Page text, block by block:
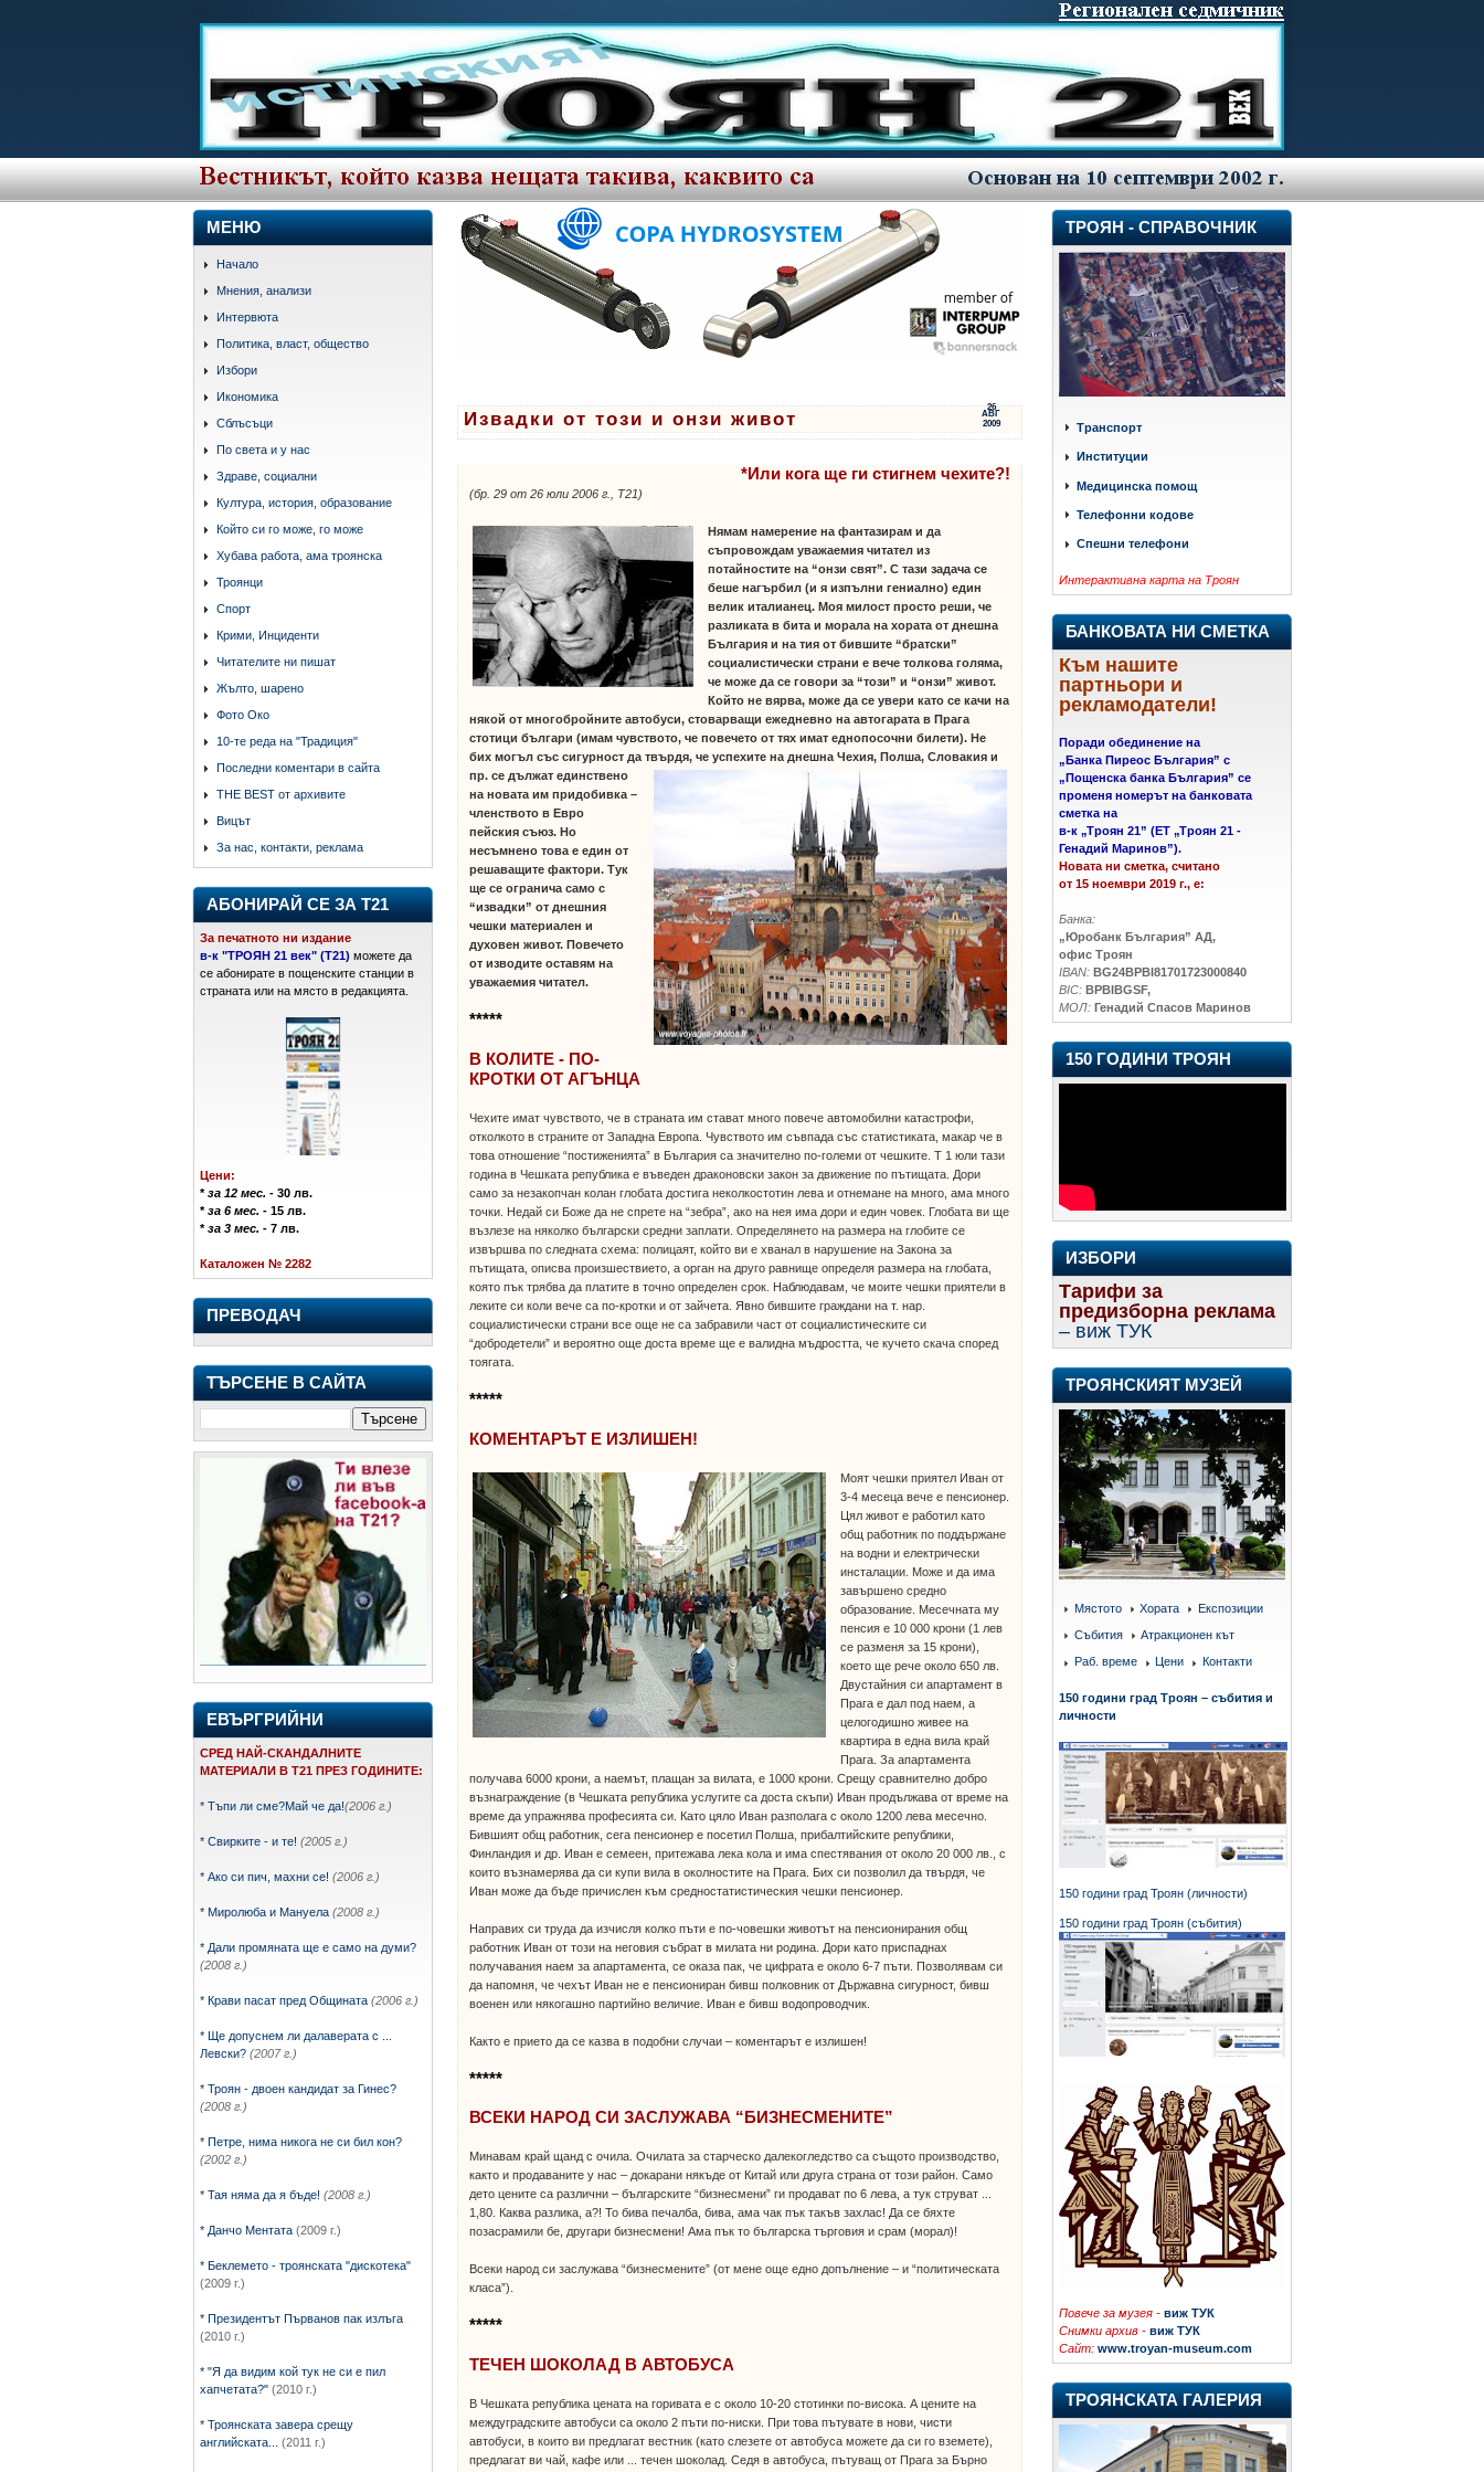
МЕНЮ
Начало
Мнения, анализи
Интервюта
Политика, власт, общество
Избори
Икономика
Сблъсъци
По света и у нас
Здраве, социални
Култура, история, образование
Който си го може, го може
Хубава работа, ама троянска
Троянци
Спорт
Крими, Инциденти
Читателите ни пишат
Жълто, шарено
Фото Око
10-те реда на "Традиция"
Последни коментари в сайта
THE BEST от архивите
Вицът
За нас, контакти, реклама
АБОНИРАЙ СЕ ЗА Т21
За печатното ни издание
в-к "ТРОЯН 21 век" (Т21) можете да
се абонирате в пощенските станции в
страната или на място в редакцията.
Цени:
*за 12 мес. - 30 лв.
*за 6 мес. - 15 лв.
*за 3 мес. - 7 лв.
Каталожен № 2282
ПРЕВОДАЧ
ТЪРСЕНЕ В САЙТА
ЕВЪРГРИЙНИ
СРЕД НАЙ-СКАНДАЛНИТЕ
МАТЕРИАЛИ В Т21 ПРЕЗ ГОДИНИТЕ:
* Тъпи ли сме?Май че да!(2006 г.)
* Свирките - и те! (2005 г.)
* Ако си пич, махни се! (2006 г.)
* Миролюба и Мануела (2008 г.)
* Дали промяната ще е само на думи?
(2008 г.)
* Крави пасат пред Общината (2006 г.)
* Ще допуснем ли далаверата с ...
Левски? (2007 г.)
* Троян - двоен кандидат за Гинес?
(2008 г.)
* Петре, нима никога не си бил кон?
(2002 г.)
* Тая няма да я бъде! (2008 г.)
* Данчо Ментата (2009 г.)
* Беклемето - троянската "дискотека"
(2009 г.)
* Президентът Първанов пак излъга
(2010 г.)
* "Я да видим кой тук не си е пил
хапчетата?" (2010 г.)
* Троянската завера срещу
английската...
(2011 г.)
26
АВГ
2009
Извадки от този и онзи живот
*Или кога ще ги стигнем чехите?!
(бр. 29 от 26 юли 2006 г., Т21)
Нямам намерение на фантазирам и да
съпровождам уважаемия читател из
потайностите на “онзи свят”. С тази задача се
беше нагърбил (и я изпълни гениално) един
велик италианец. Моя милост просто реши, че
разликата в бита и морала на хората от днешна
България и на тия от бившите “братски”
социалистически страни е вече толкова голяма,
че може да се говори за “този” и “онзи” живот.
Който не вярва, може да се увери като се качи на
някой от многобройните автобуси, стоварващи ежедневно на автогарата в Прага
стотици българи (имамчувството, че повечето от тях имат еднопосочни билети). Не
бих могъл със сигурност да твърдя, че успехите на днешна Чехия, Полша, Словакия и
пр. се дължат единствено
на новата им придобивка –
членството в Евро
пейския съюз. Но
несъмнено това е един от
решаващите фактори. Тук
ще се огранича само с
“извадки” от днешния
чешки материален и
духовен живот. Повечето
от изводите оставям на
уважаемия читател.
*****
В КОЛИТЕ - ПО-
КРОТКИ ОТ АГЪНЦА
Чехите имат чувството, че в страната им стават много повече автомобилни катастрофи,
отколкото в страните от Западна Европа. Чувството им съвпада със статистиката, макар че в
това отношение “постиженията” в България са значително по-големи от чешките. Т 1 юли тази
година в Чешката република е въведен драконовски закон за движение по пътищата. Дори
само за незакопчан колан глобата достига неколкостотин лева и отнемане на много, ама много
точки. Недай си Боже да не спрете на “зебра”, ако на нея има дори и един човек. Глобата ви ще
възлезе на няколко български средни заплати. Определянето на размера на глобите се
извършва по следната схема: полицаят, който ви е хванал в нарушение на Закона за
пътищата, описва произшествието, а орган на друго равнище определя размера на глобата,
която пък трябва да платите в точно определен срок. Наблюдавам, че моите чешки приятели в
леките си коли вече са по-кротки и от зайчета. Явно бившите граждани на т. нар.
социалистически страни все още не са забравили част от социалистическите си
“добродетели” и вероятно още доста време ще е валидна мъдростта, че кучето скача според
тоягата.
*****
КОМЕНТАРЪТ Е ИЗЛИШЕН!
Моят чешки приятел Иван от
3-4 месеца вече е пенсионер.
Цял живот е работил като
общ работник по поддържане
на водни и електрически
инсталации. Може и да има
завършено средно
образование. Месечната му
пенсия е 10 000 крони (1 лев
се разменя за 15 крони),
което ще рече около 650 лв.
Двустайния си апартамент в
Прага е дал под наем, а
целогодишно живее на
квартира в една вила край
Прага. За апартамента
получава 6000 крони, а наемът, плащан за вилата, е 1000 крони. Срещу сравнително добро
възнаграждение (в Чешката република услугите са доста скъпи) Иван продължава от време на
време да упражнява професията си. Като цяло Иван разполага с около 1200 лева месечно.
Бившият общ работник, сега пенсионер е посетил Полша, прибалтийските републики,
Финландия и др. Иван е семеен, притежава лека кола и има спестявания от около 20 000 лв., с
които възнамерява да си купи вила в околностите на Прага. Бих си позволил да твърдя, че
Иван може да бъде причислен към средностатистическия чешки пенсионер.
Направих си труда да изчисля колко пъти е по-човешки животът на пенсионирания общ
работник Иван от този на неговия събрат в милата ни родина. Дори като приспаднах
получавания наем за апартамента, се оказа пак, че цифрата е около 6-7 пъти. Позволявам си
да напомня, че чехът Иван не е пенсиониран бивш полковник от Държавна сигурност, бивш
военен или някогашно партийно величие. Иван е бивш водопроводчик.
Както е прието да се казва в подобни случаи – коментарът е излишен!
*****
ВСЕКИ НАРОД СИ ЗАСЛУЖАВА “БИЗНЕСМЕНИТЕ”
Минавам край щанд с очила. Очилата за старческо далекогледство са същото производство,
както и продаваните у нас – докарани някъде от Китай или друга страна от този район. Само
дето цените са различни – българските “бизнесмени” ги продават по 6 лева, а тук струват ...
1,80. Каква разлика, а?! То бива печалба, бива, ама чак пък такъв захлас! Да се бяхте
позасрамили бе, другари бизнесмени! Ама пък то българска търговия и срам (морал)!
Всеки народ си заслужава “бизнесмените” (от мене още едно допълнение – и “политическата
класа”).
*****
ТЕЧЕН ШОКОЛАД В АВТОБУСА
В Чешката република цената на горивата е с около 10-20 стотинки по-висока. А цените на
междуградските автобуси са около 2 пъти по-ниски. При това пътувате в нови, чисти
автобуси, в които ви предлагат вестник (като слезете от автобуса можете да си го вземете),
предлагат ви чай, кафе или ... течен шоколад. Седя в автобуса, пътуващ от Прага за Бърно
ТРОЯН - СПРАВОЧНИК
Транспорт
Институции
Медицинска помощ
Телефонни кодове
Спешни телефони
Интерактивна карта на Троян
БАНКОВАТА НИ СМЕТКА
Към нашите
партньори и
рекламодатели!
Поради обединение на
„Банка Пиреос България” с
„Пощенска банка България” се
променя номерът на банковата
сметка на
в-к „Троян 21” (ЕТ „Троян 21 -
Генадий Маринов”).
Новата ни сметка, считано
от 15 ноември 2019 г., е:
Банка:
„Юробанк България” АД,
офис Троян
IBAN: BG24BPBI81701723000840
BIC: BPBIBGSF,
МОЛ: Генадий Спасов Маринов
150 ГОДИНИ ТРОЯН
ИЗБОРИ
Тарифи за
предизборна реклама
– виж ТУК
ТРОЯНСКИЯТ МУЗЕЙ
Мястото Хората Експозиции
Събития Атракционен кът
Раб. време Цени Контакти
150 години град Троян – събития и
личности
150 години град Троян (личности)
150 години град Троян (събития)
Повече за музея - виж ТУК
Снимки архив - виж ТУК
Сайт: www.troyan-museum.com
ТРОЯНСКАТА ГАЛЕРИЯ